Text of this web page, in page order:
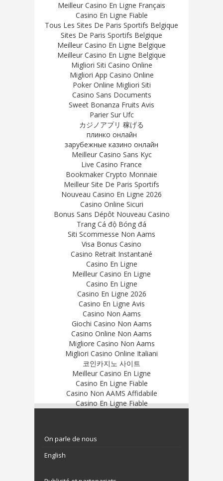
Meilleur Casino En Ligne Français
Casino En Ligne Fiable
Tous Les Sites De Paris Sportifs Belgique
Sites De Paris Sportifs Belgique
Meilleur Casino En Ligne Belgique
Meilleur Casino En Ligne Belgique
Migliori Siti Casino Online
Migliori App Casino Online
Poker Online Migliori Siti
Casino Sans Documents
Sweet Bonanza Fruits Avis
Parier Sur Ufc
カジノアプリ 稼げる
плинко онлайн
зарубежные казино онлайн
Meilleur Casino Sans Kyc
Live Casino France
Bookmaker Crypto Monnaie
Meilleur Site De Paris Sportifs
Nouveau Casino En Ligne 2026
Casino Online Sicuri
Bonus Sans Dépôt Nouveau Casino
Trang Cá độ Bóng đá
Siti Scommesse Non Aams
Visa Bonus Casino
Casino Retrait Instantané
Casino En Ligne
Meilleur Casino En Ligne
Casino En Ligne
Casino En Ligne 2026
Casino En Ligne Avis
Casino Non Aams
Giochi Casino Non Aams
Casino Online Non Aams
Migliore Casino Non Aams
Migliori Casino Online Italiani
코인카지노 사이트
Meilleur Casino En Ligne
Casino En Ligne Fiable
Casino Non AAMS Affidabile
Casino En Ligne Fiable
On parle de nous
English